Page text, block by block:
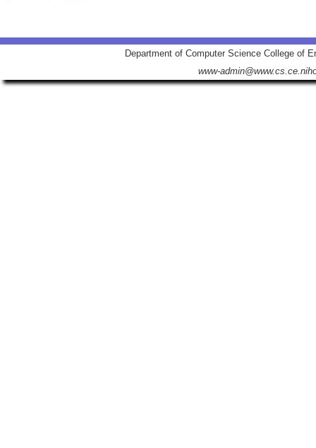
Department of Computer Science College of
www-